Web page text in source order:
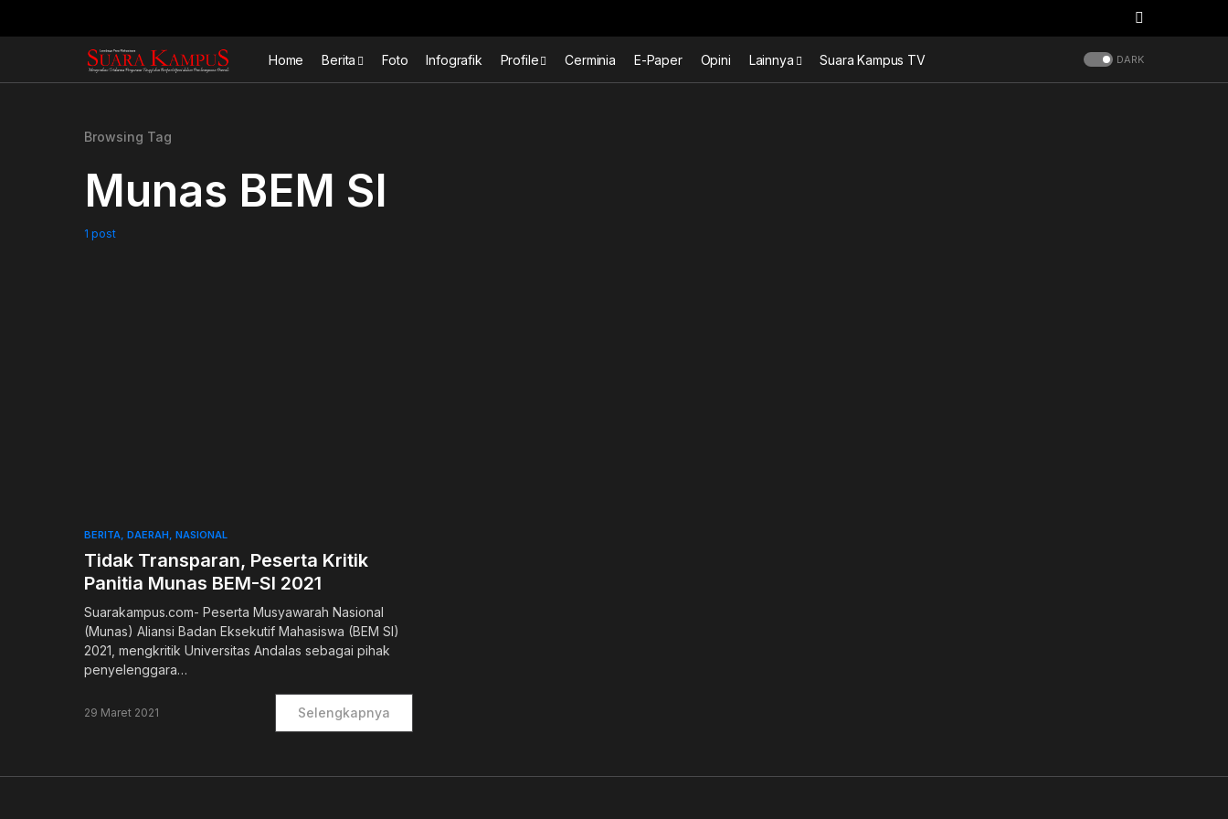
Home Berita Foto Infografik Profile Cerminia E-Paper Opini Lainnya Suara Kampus TV DARK
Browsing Tag
Munas BEM SI
1 post
BERITA DAERAH NASIONAL
Tidak Transparan, Peserta Kritik
Panitia Munas BEM-SI 2021
Suarakampus.com- Peserta Musyawarah Nasional
(Munas) Aliansi Badan Eksekutif Mahasiswa (BEM SI)
2021, mengkritik Universitas Andalas sebagai pihak
penyelenggara…
29 Maret 2021 Selengkapnya